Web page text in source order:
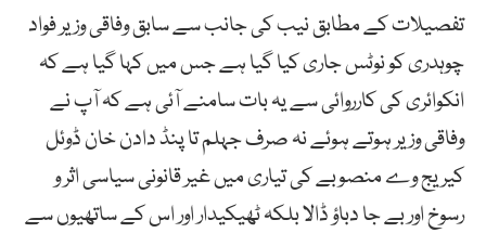
تفصیلات کے مطابق نیب کی جانب سے سابق وفاقی وزیر فواد
چوہدری کو نوٹس جاری کیا گیا ہے جس میں کہا گیا ہے کہ
انکوائری کی کارروائی سے یہ بات سامنے آئی ہے کہ آپ نے
وفاقی وزیر ہوتے ہوئے نہ صرف جہلم تا پنڈ دادن خان ڈوئل
کیریج وے منصوبے کی تیاری میں غیر قانونی سیاسی اثر و
رسوخ اور بے جا دباؤ ڈالا بلکہ ٹھیکیدار اور اس کے ساتھیوں سے